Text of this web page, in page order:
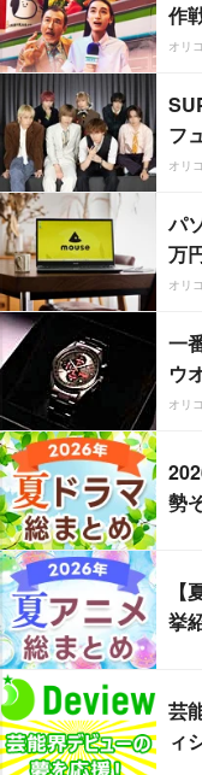
作
オリ
フ
オリ
パ
万
オリ
一
ウ
オリ
勢
挙
芸
ィ